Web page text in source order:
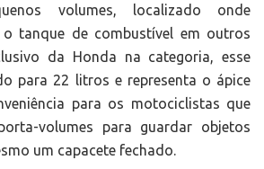
volumes, localizado onde
o tanque de combustível em outros
da Honda na categoria, esse
para 22 litros e representa o ápice
para os motociclistas que
volumes para guardar objetos
um capacete fechado.